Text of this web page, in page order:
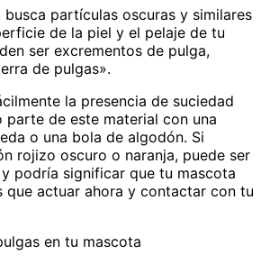
busca partículas oscuras y similares
de la piel y el pelaje de tu
ser excrementos de pulga,
de pulgas».
la presencia de suciedad
parte de este material con una
o una bola de algodón. Si
rojizo oscuro o naranja, puede ser
podría significar que tu mascota
que actuar ahora y contactar con tu
en tu mascota